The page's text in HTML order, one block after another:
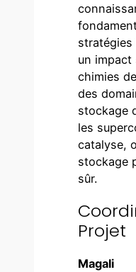
un impact
chimies
des
stockage
les
catalyse,
stockage
sûr.
Projet
Magali